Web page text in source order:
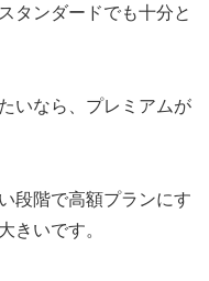
タンダードでも十分と
いなら、プレミアムが
段階で高額プランにす
きいです。